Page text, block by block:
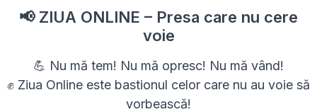
📢 ZIUA ONLINE – Presa care nu cere
voie
💪 Nu mă tem! Nu mă opresc! Nu mă vând!
✊ Ziua Online este bastionul celor care nu au voie să
vorbească!